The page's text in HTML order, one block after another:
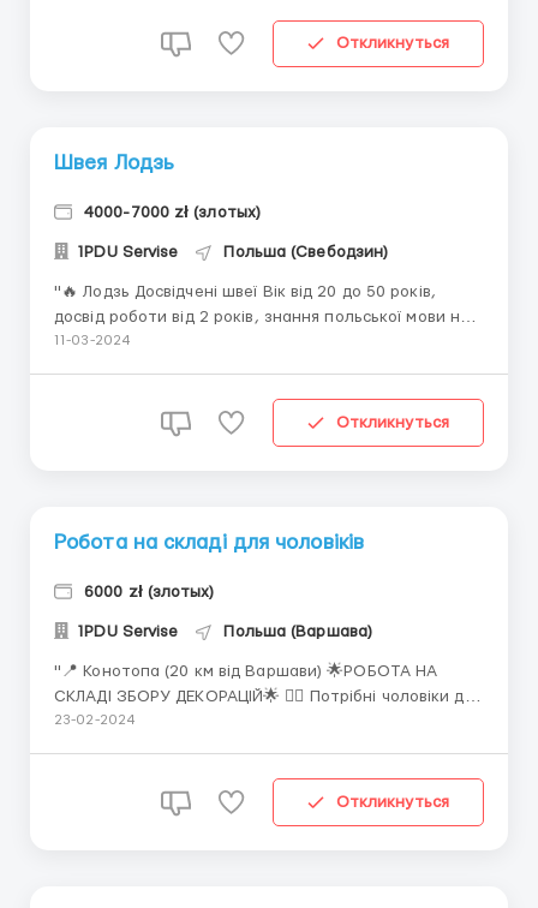
Інструменти надаються роботодавцем ...Откликнуться
Швея Лодзь
4000-7000 zł (злотых)
1PDU Servise Польша (Свебодзин)
"🔥 Лодзь Досвідчені швеї Вік від 20 до 50 років,
досвід роботи від 2 років, знання польської мови на
рівні розуміння Що потрібно робити: Шиття легкої
Графік: пн-пт 06:00-16:00, сб 06:00-12:...
11-03-2024
Откликнуться
Робота на складі для чоловіків
6000 zł (злотых)
1PDU Servise Польша (Варшава)
"📍 Конотопа (20 км від Варшави) 🌟РОБОТА НА
СКЛАДІ ЗБОРУ ДЕКОРАЦІЙ🌟 🕵️‍♂️ Потрібні чоловіки до
60 років 🎨 Робота при збірці стендів декорацій -
гірлянд, демонтаж декорацій. 🕒 пн-пт з 7-19, сб 7-15
23-02-2024
Откликнуться